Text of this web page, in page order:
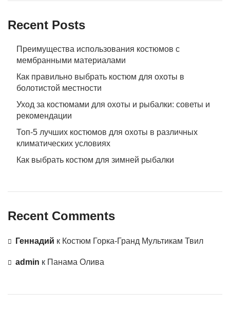
Recent Posts
Преимущества использования костюмов с
мембранными материалами
Как правильно выбрать костюм для охоты в
болотистой местности
Уход за костюмами для охоты и рыбалки: советы и
рекомендации
Топ-5 лучших костюмов для охоты в различных
климатических условиях
Как выбрать костюм для зимней рыбалки
Recent Comments
Геннадий к Костюм Горка-Гранд Мультикам Твил
admin к Панама Олива